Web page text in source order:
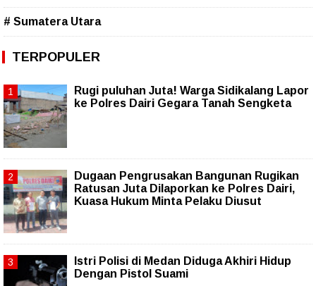
# Sumatera Utara
TERPOPULER
Rugi puluhan Juta! Warga Sidikalang Lapor
ke Polres Dairi Gegara Tanah Sengketa
Dugaan Pengrusakan Bangunan Rugikan
Ratusan Juta Dilaporkan ke Polres Dairi,
Kuasa Hukum Minta Pelaku Diusut
Istri Polisi di Medan Diduga Akhiri Hidup
Dengan Pistol Suami